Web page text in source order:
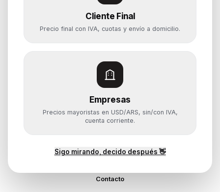
Cliente Final
Precio final con IVA, cuotas y envío a domicilio.
Empresas
Precios mayoristas en USD/ARS, sin/con IVA,
cuenta corriente.
Sigo mirando, decido después 👋
Notebooks
Computadoras y PCs
Componentes
Almacenamiento
Monitores y Pantallas
Ayuda
Mis pedidos
¿Cómo querés comprar?
Contacto